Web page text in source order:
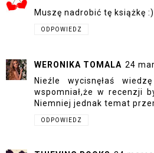
Muszę nadrobić tę książkę :)
ODPOWIEDZ
WERONIKA TOMALA 24
Nieźle wycisnęłaś
wspomniał,że w recenzji
Niemniej jednak temat
ODPOWIEDZ